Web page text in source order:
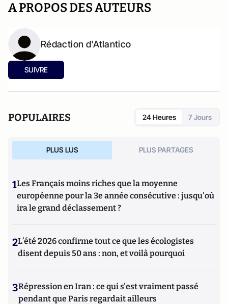
A PROPOS DES AUTEURS
Rédaction d'Atlantico
SUIVRE
POPULAIRES 24 Heures 7 Jours
PLUS LUS PLUS PARTAGES
1Les Français moins riches que la moyenne
européenne pour la 3e année consécutive : jusqu'où
ira le grand déclassement ?
2L’été 2026 confirme tout ce que les écologistes
disent depuis 50 ans : non, et voilà pourquoi
3Répression en Iran : ce qui s'est vraiment passé
pendant que Paris regardait ailleurs